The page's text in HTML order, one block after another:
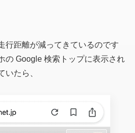
行距離が減ってきているのです
の Google 検索トップに表示され
いたら、